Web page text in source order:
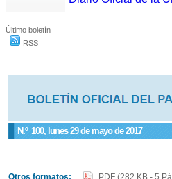
Último boletín
RSS
N.º 100, lunes 29 de mayo de 2017
Otros formatos: PDF (282 KB - 5